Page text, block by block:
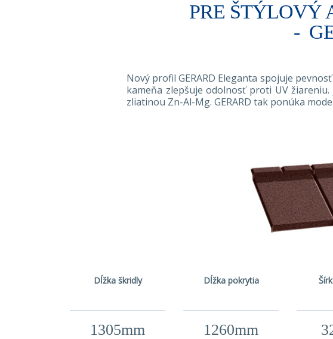
PRE ŠTÝLOVÝ
-
Nový profil GERARD Eleganta spojuje
kameňa zlepšuje odolnosť proti UV
zliatinou Zn-Al-Mg. GERARD tak ponúka
Dĺžka škridly
1305mm
Dĺžka pokrytia
1260mm